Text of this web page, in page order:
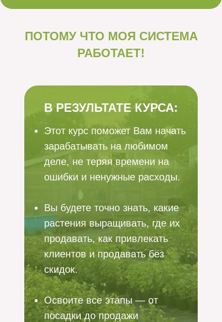
ПОТОМУ ЧТО МОЯ СИСТЕМА
РАБОТАЕТ!
В РЕЗУЛЬТАТЕ КУРСА:
Этот курс поможет Вам начать
зарабатывать на любимом
деле, не теряя времени на
ошибки и ненужные расходы.
Вы будете точно знать, какие
растения выращивать, где их
продавать, как привлекать
клиентов и продавать без
скидок.
Освоите все этапы — от
посадки до продажи